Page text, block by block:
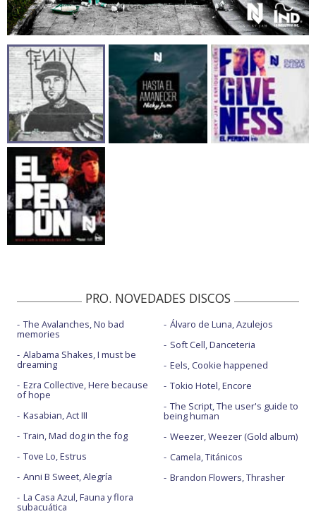
PRO. NOVEDADES DISCOS
The Avalanches, No bad
memories
Alabama Shakes, I must be
dreaming
Ezra Collective, Here because
of hope
Kasabian, Act III
Train, Mad dog in the fog
Tove Lo, Estrus
Anni B Sweet, Alegría
La Casa Azul, Fauna y flora
subacuática
Álvaro de Luna, Azulejos
Soft Cell, Danceteria
Eels, Cookie happened
Tokio Hotel, Encore
The Script, The user's guide to
being human
Weezer, Weezer (Gold album)
Camela, Titánicos
Brandon Flowers, Thrasher